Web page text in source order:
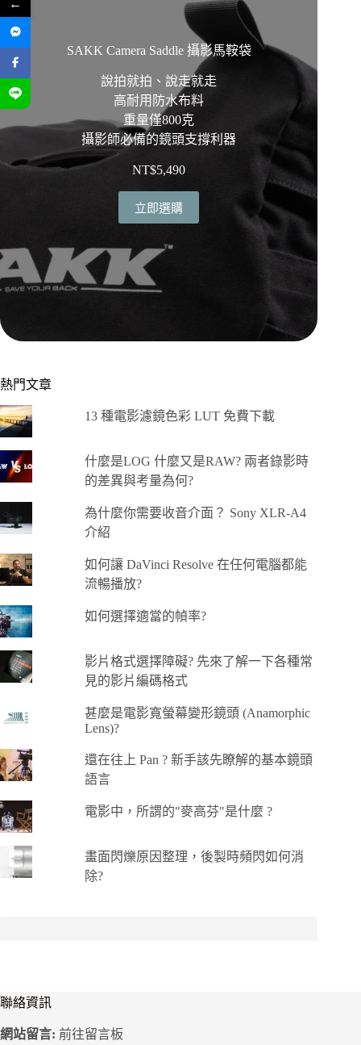
SAKK Camera Saddle 攝影馬鞍袋
說拍就拍、說走就走
高耐用防水布料
重量僅800克
攝影師必備的鏡頭支撐利器
NT$5,490
立即選購
熱門文章
13 種電影濾鏡色彩 LUT 免費下載
什麼是LOG 什麼又是RAW? 兩者錄影時
的差異與考量為何?
為什麼你需要收音介面？ Sony XLR-A4
介紹
如何讓 DaVinci Resolve 在任何電腦都能
流暢播放?
如何選擇適當的幀率?
影片格式選擇障礙? 先來了解一下各種常
見的影片編碼格式
甚麼是電影寬螢幕變形鏡頭 (Anamorphic
Lens)?
還在往上 Pan ? 新手該先瞭解的基本鏡頭
語言
電影中，所謂的"麥高芬"是什麼 ?
畫面閃爍原因整理，後製時頻閃如何消
除?
聯絡資訊
網站留言: 前往留言板